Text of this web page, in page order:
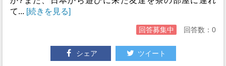
て... [続きを見る]
回答募集中 回答数：0
シェア ツイート